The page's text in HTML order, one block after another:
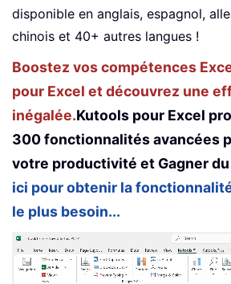
disponible en anglais, espagnol,
chinois et 40+ autres langues !
Boostez vos compétences
pour Excel et découvrez une
inégalée.Kutools pour Excel
300 fonctionnalités avancées
votre productivité et Gagner
ici pour obtenir la
le plus besoin...